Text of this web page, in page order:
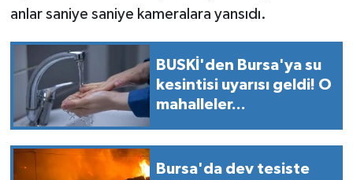
anlar saniye saniye kameralara yansıdı.
BUSKİ'den Bursa'ya su
kesintisi uyarısı geldi! O
mahalleler...
Bursa'da dev tesiste